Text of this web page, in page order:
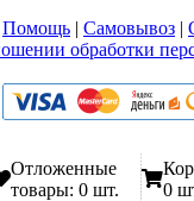
Помощь | Самовывоз |
обработки
Отложенные
товары: 0 шт.
0